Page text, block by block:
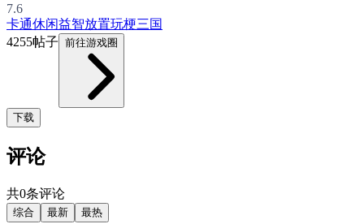
7.6
卡通休闲益智放置玩梗三国
4255帖子 前往游戏圈
下载
评论
共0条评论
综合 最新 最热